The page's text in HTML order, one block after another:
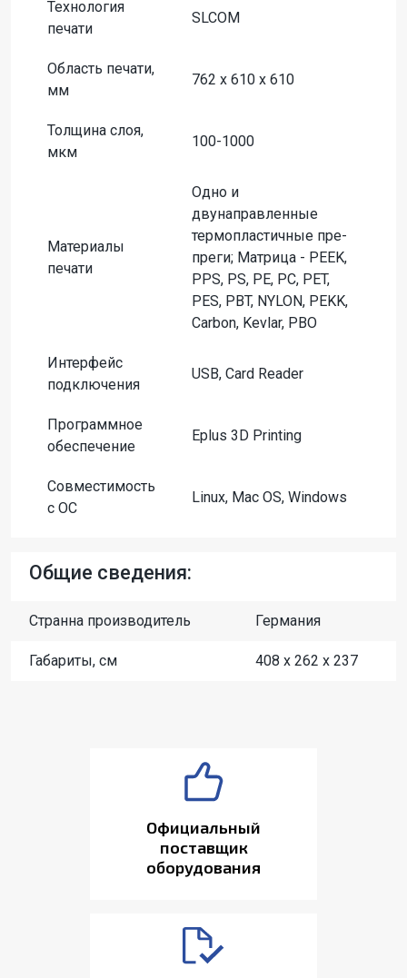
Технология
печати
SLCOM
Область печати,
мм
762 x 610 x 610
Толщина слоя,
мкм
100-1000
Материалы
печати
Одно и
двунаправленные
термопластичные пре-
преги; Матрица - PEEK,
PPS, PS, PE, PC, PET,
PES, PBT, NYLON, PEKK,
Carbon, Kevlar, PBO
Интерфейс
подключения
USB, Card Reader
Программное
обеспечение
Eplus 3D Printing
Совместимость
с ОС
Linux, Mac OS, Windows
Общие сведения:
Странна производитель Германия
Габариты, см 408 x 262 x 237
Официальный
поставщик
оборудования